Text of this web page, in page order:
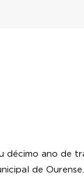
ano de
de Ourense.